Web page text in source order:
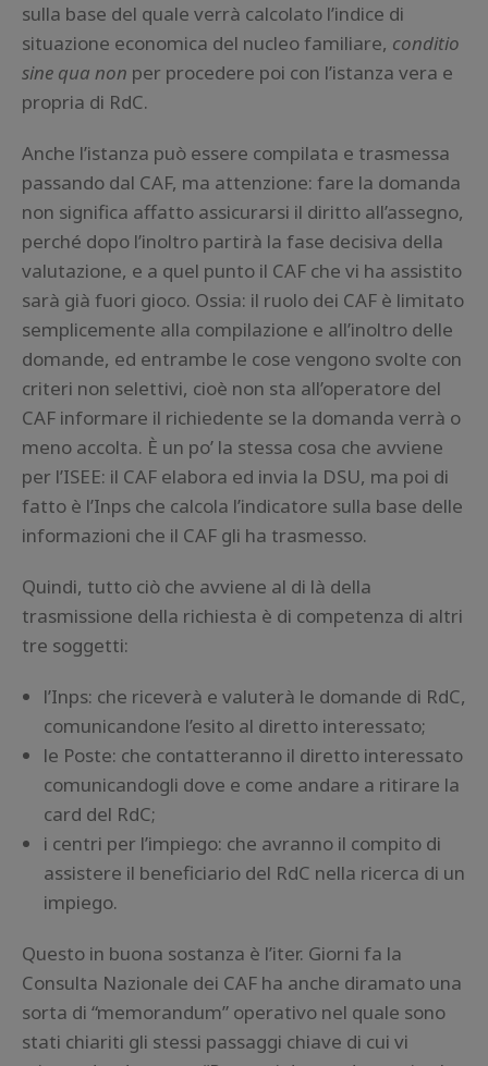
sulla base del quale verrà calcolato l’indice di
situazione economica del nucleo familiare, conditio
sine qua non per procedere poi con l’istanza vera e
propria di RdC.
Anche l’istanza può essere compilata e trasmessa
passando dal CAF, ma attenzione: fare la domanda
non significa affatto assicurarsi il diritto all’assegno,
perché dopo l’inoltro partirà la fase decisiva della
valutazione, e a quel punto il CAF che vi ha assistito
sarà già fuori gioco. Ossia: il ruolo dei CAF è limitato
semplicemente alla compilazione e all’inoltro delle
domande, ed entrambe le cose vengono svolte con
criteri non selettivi, cioè non sta all’operatore del
CAF informare il richiedente se la domanda verrà o
meno accolta. È un po’ la stessa cosa che avviene
per l’ISEE: il CAF elabora ed invia la DSU, ma poi di
fatto è l’Inps che calcola l’indicatore sulla base delle
informazioni che il CAF gli ha trasmesso.
Quindi, tutto ciò che avviene al di là della
trasmissione della richiesta è di competenza di altri
tre soggetti:
l’Inps: che riceverà e valuterà le domande di RdC,
comunicandone l’esito al diretto interessato;
le Poste: che contatteranno il diretto interessato
comunicandogli dove e come andare a ritirare la
card del RdC;
i centri per l’impiego: che avranno il compito di
assistere il beneficiario del RdC nella ricerca di un
impiego.
Questo in buona sostanza è l’iter. Giorni fa la
Consulta Nazionale dei CAF ha anche diramato una
sorta di “memorandum” operativo nel quale sono
stati chiariti gli stessi passaggi chiave di cui vi